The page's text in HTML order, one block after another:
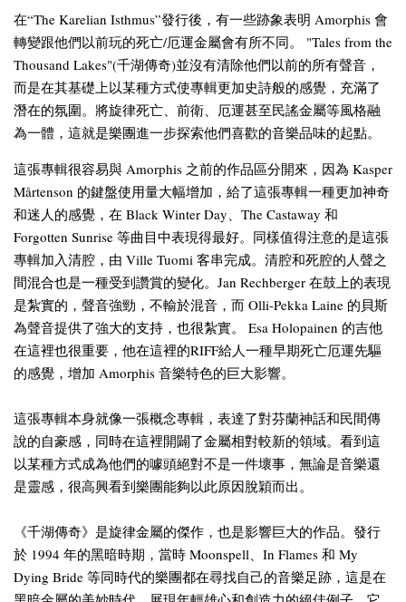
在“The Karelian Isthmus”發行後，有一些跡象表明 Amorphis 會
轉變跟他們以前玩的死亡/厄運金屬會有所不同。 "Tales from the
Thousand Lakes"(千湖傳奇)並沒有清除他們以前的所有聲音，
而是在其基礎上以某種方式使專輯更加史詩般的感覺，充滿了
潛在的氛圍。將旋律死亡、前衛、厄運甚至民謠金屬等風格融
為一體，這就是樂團進一步探索他們喜歡的音樂品味的起點。
這張專輯很容易與 Amorphis 之前的作品區分開來，因為 Kasper
Mårtenson 的鍵盤使用量大幅增加，給了這張專輯一種更加神奇
和迷人的感覺，在 Black Winter Day、The Castaway 和
Forgotten Sunrise 等曲目中表現得最好。同樣值得注意的是這張
專輯加入清腔，由 Ville Tuomi 客串完成。清腔和死腔的人聲之
間混合也是一種受到讚賞的變化。Jan Rechberger 在鼓上的表現
是紮實的，聲音強勁，不輸於混音，而 Olli-Pekka Laine 的貝斯
為聲音提供了強大的支持，也很紮實。 Esa Holopainen 的吉他
在這裡也很重要，他在這裡的RIFF給人一種早期死亡厄運先驅
的感覺，增加 Amorphis 音樂特色的巨大影響。
這張專輯本身就像一張概念專輯，表達了對芬蘭神話和民間傳
說的自豪感，同時在這裡開闢了金屬相對較新的領域。看到這
以某種方式成為他們的噱頭絕對不是一件壞事，無論是音樂還
是靈感，很高興看到樂團能夠以此原因脫穎而出。
《千湖傳奇》是旋律金屬的傑作，也是影響巨大的作品。發行
於 1994 年的黑暗時期，當時 Moonspell、In Flames 和 My
Dying Bride 等同時代的樂團都在尋找自己的音樂足跡，這是在